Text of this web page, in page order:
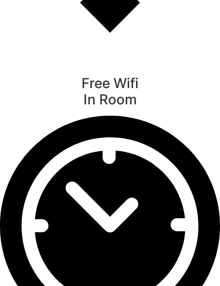
Free Wifi
In Room